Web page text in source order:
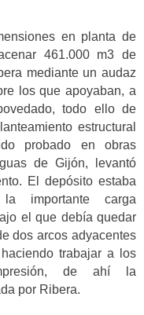
en planta de
461.000 m3 de
mediante un audaz
los que apoyaban, a
todo ello de
estructural
probado en obras
de Gijón, levantó
El depósito estaba
la importante carga
el que debía quedar
dos arcos adyacentes
trabajar a los
de ahí la
por Ribera.